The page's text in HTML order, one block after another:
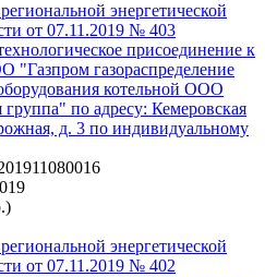
энергетической
от 07.11.2019 № 403
присоединение к
"Газпром газораспределение
котельной ООО
по адресу: Кемеровская
д. 3 по индивидуальному
энергетической
от 07.11.2019 № 402